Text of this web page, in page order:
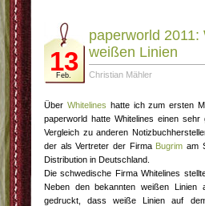
13
Feb.
paperworld
weißen Linien
Christian Mähler
Über Whitelines hatte ich zum ersten
paperworld hatte Whitelines einen
Vergleich zu anderen
der als Vertreter der Firma Bugrim am
Distribution in Deutschland.
Die schwedische Firma Whitelines
Neben den bekannten weißen
gedruckt, dass weiße Linien auf